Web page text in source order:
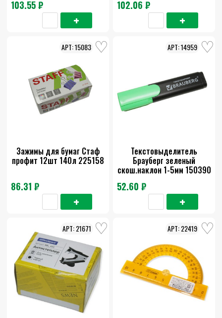
103.55 ₽ 102.06 ₽
Зажимы для бумаг Стаф
профит 12шт 140л 225158
86.31 ₽
15083
Текстовыделитель
Брауберг зеленый
скош.наклон 1-5мм 150390
52.60 ₽
14959
21671 22419